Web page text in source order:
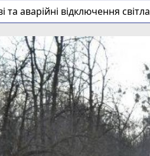
та аварійні відключення світла